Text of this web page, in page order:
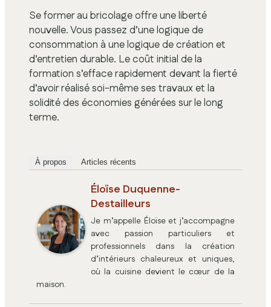
Se former au bricolage offre une liberté
nouvelle. Vous passez d’une logique de
consommation à une logique de création et
d’entretien durable. Le coût initial de la
formation s’efface rapidement devant la fierté
d’avoir réalisé soi-même ses travaux et la
solidité des économies générées sur le long
terme.
À propos Articles récents
Éloïse Duquenne-
Destailleurs
Je m’appelle Éloïse et j’accompagne
avec passion particuliers et
professionnels dans la création
d’intérieurs chaleureux et uniques,
où la cuisine devient le cœur de la
maison.